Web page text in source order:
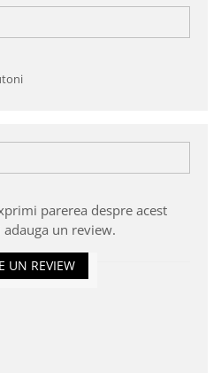
parerea despre acest
un review.
UN REVIEW